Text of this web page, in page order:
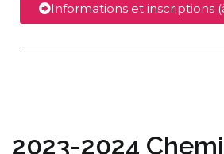
Informations et inscriptions
2023-2024